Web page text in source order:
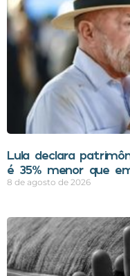
Lula declara
é 35% menor que
8 de agosto de 2026